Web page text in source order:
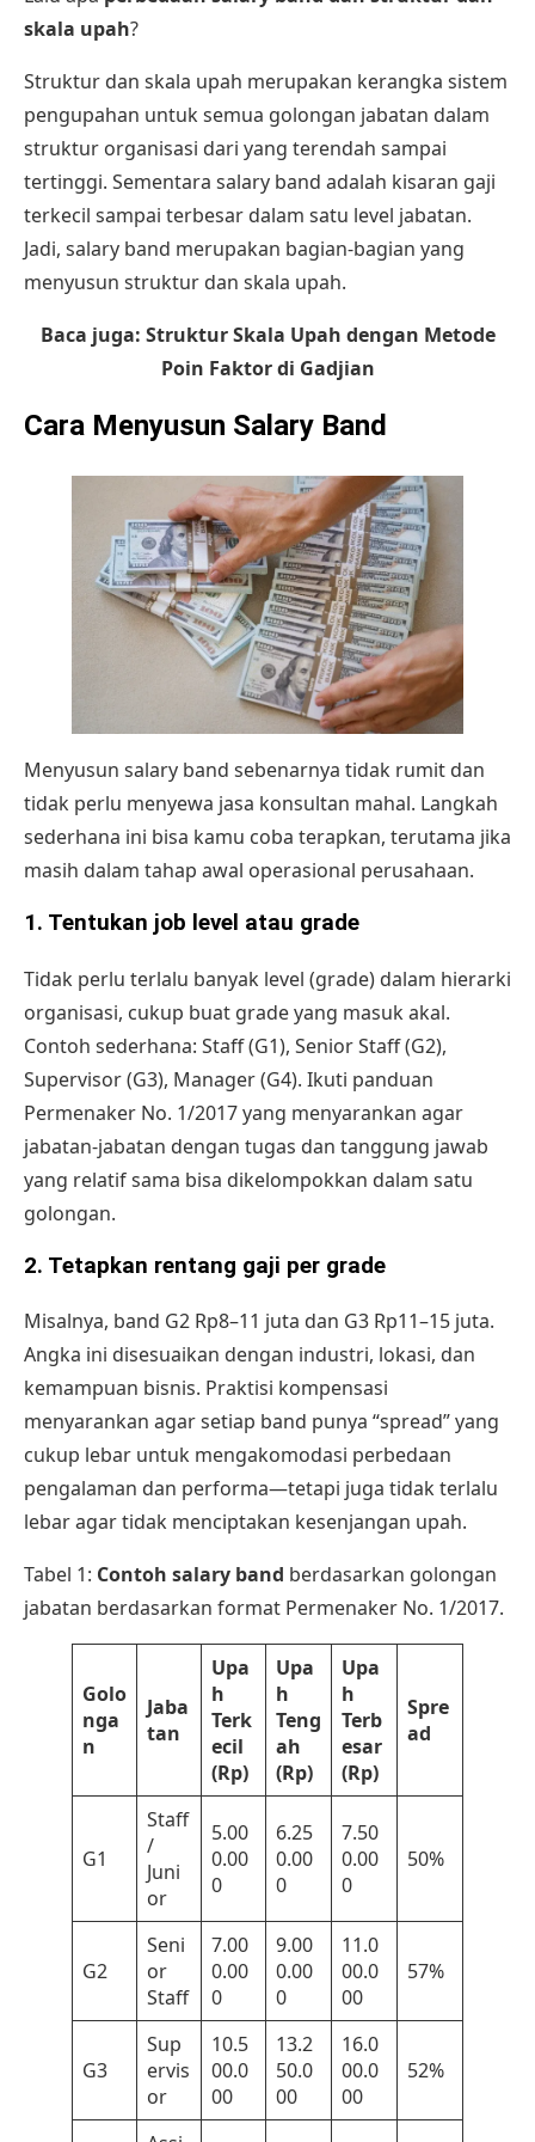
skala upah?
Struktur dan skala upah merupakan kerangka sistem
pengupahan untuk semua golongan jabatan dalam
struktur organisasi dari yang terendah sampai
tertinggi. Sementara salary band adalah kisaran gaji
terkecil sampai terbesar dalam satu level jabatan.
Jadi, salary band merupakan bagian-bagian yang
menyusun struktur dan skala upah.
Baca juga: Struktur Skala Upah dengan Metode
Poin Faktor di Gadjian
Cara Menyusun Salary Band
Menyusun salary band sebenarnya tidak rumit dan
tidak perlu menyewa jasa konsultan mahal. Langkah
sederhana ini bisa kamu coba terapkan, terutama jika
masih dalam tahap awal operasional perusahaan.
1. Tentukan job level atau grade
Tidak perlu terlalu banyak level (grade) dalam hierarki
organisasi, cukup buat grade yang masuk akal.
Contoh sederhana: Staff (G1), Senior Staff (G2),
Supervisor (G3), Manager (G4). Ikuti panduan
Permenaker No. 1/2017 yang menyarankan agar
jabatan-jabatan dengan tugas dan tanggung jawab
yang relatif sama bisa dikelompokkan dalam satu
golongan.
2. Tetapkan rentang gaji per grade
Misalnya, band G2 Rp8–11 juta dan G3 Rp11–15 juta.
Angka ini disesuaikan dengan industri, lokasi, dan
kemampuan bisnis. Praktisi kompensasi
menyarankan agar setiap band punya “spread” yang
cukup lebar untuk mengakomodasi perbedaan
pengalaman dan performa—tetapi juga tidak terlalu
lebar agar tidak menciptakan kesenjangan upah.
Tabel 1: Contoh salary band berdasarkan golongan
jabatan berdasarkan format Permenaker No. 1/2017.
Golo
nga
n
Jaba
tan
Upa
h
Terk
ecil
(Rp)
Upa
h
Teng
ah
(Rp)
Upa
h
Terb
esar
(Rp)
Spre
ad
G1
Staff
/
Juni
or
5.00
0.00
0
6.25
0.00
0
7.50
0.00
0
50%
G2
Seni
or
Staff
7.00
0.00
0
9.00
0.00
0
11.0
00.0
00
57%
G3
Sup
ervis
or
10.5
00.0
00
13.2
50.0
00
16.0
00.0
00
52%